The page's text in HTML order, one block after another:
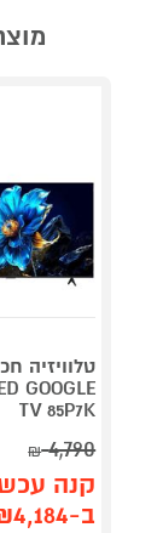
GOOGLE
TV 85P7K
4,790
₪
קנה
ב-₪4,184